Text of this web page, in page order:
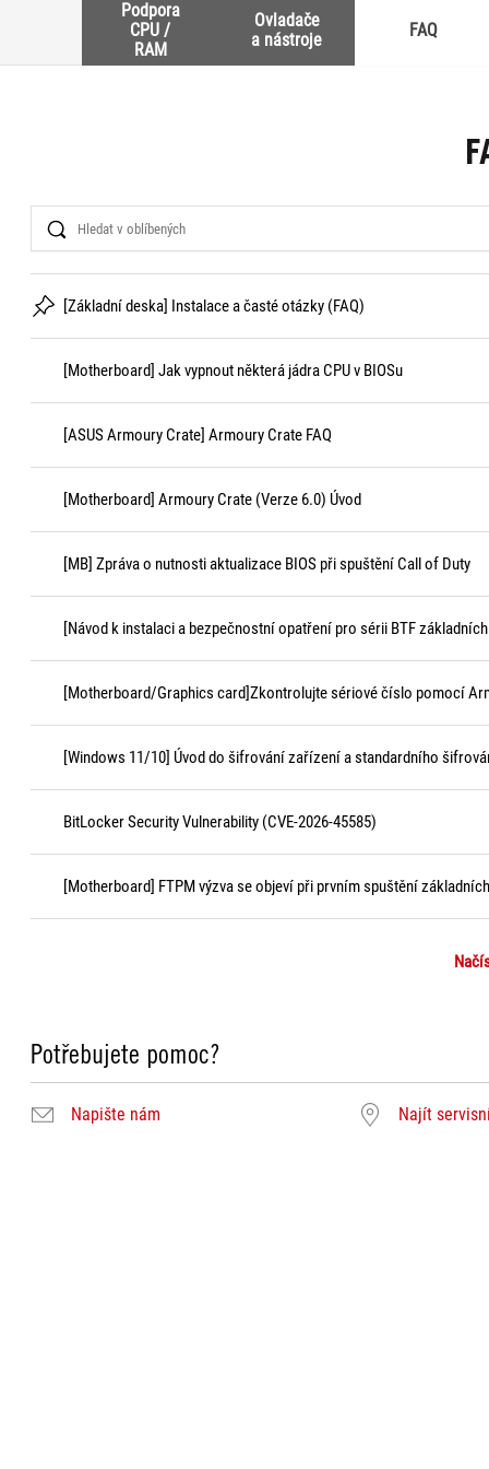
Podpora
CPU /
RAM
Ovladače
a nástroje
FAQ
Search
[Základní deska] Instalace a časté otázky (FAQ)
[Motherboard] Jak vypnout některá jádra CPU v BIOSu
[ASUS Armoury Crate] Armoury Crate FAQ
[Motherboard] Armoury Crate (Verze 6.0) Úvod
[MB] Zpráva o nutnosti aktualizace BIOS při spuštění Call of Duty
[Návod k instalaci a bezpečnostní opatření pro sérii BTF
[Motherboard/Graphics card]Zkontrolujte sériové číslo pomocí
[Windows 11/10] Úvod do šifrování zařízení a standardního
BitLocker Security Vulnerability (CVE-2026-45585)
[Motherboard] FTPM výzva se objeví při prvním spuštění
Potřebujete pomoc?
Napište nám Najít